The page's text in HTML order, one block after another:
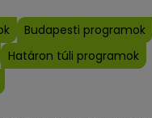
Budapesti programok
Határon túli programok